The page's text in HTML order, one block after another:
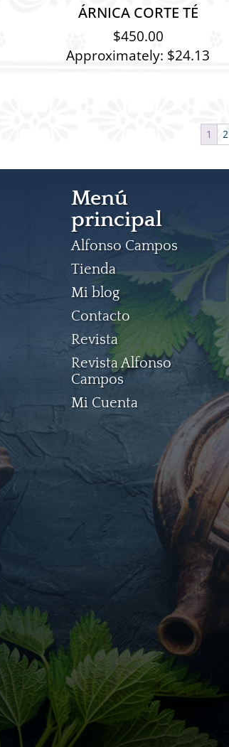
ÁRNICA CORTE TÉ
$450.00
Approximately: $24.13
1 2
Menú
principal
Alfonso Campos
Tienda
Mi blog
Contacto
Revista
Revista Alfonso
Campos
Mi Cuenta